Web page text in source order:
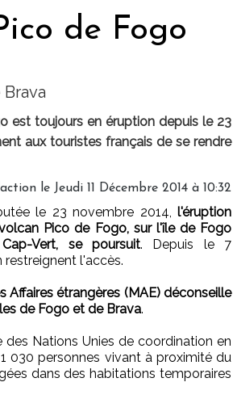
de Fogo
est toujours en éruption depuis le 23
aux touristes français de se rendre
le Jeudi 11 Décembre 2014 à 10:32
le 23 novembre 2014, l'éruption
Pico de Fogo, sur l'île de Fogo
Vert, se poursuit. Depuis le 7
l'accès.
Affaires étrangères (MAE) déconseille
de Fogo et de Brava.
Nations Unies de coordination en
030 personnes vivant à proximité du
dans des habitations temporaires